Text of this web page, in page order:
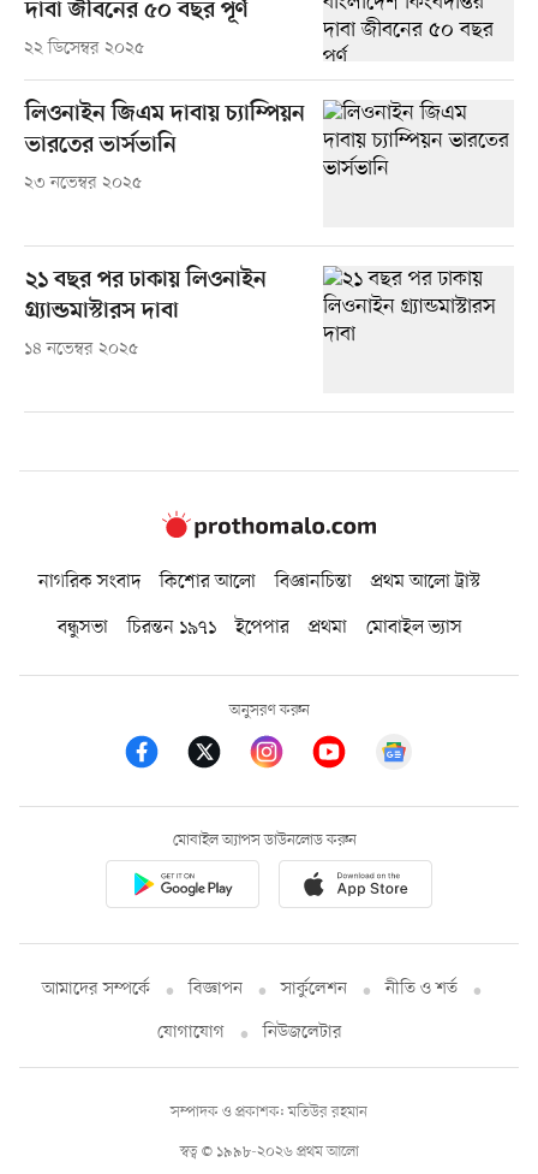
দাবা জীবনের ৫০ বছর পূর্ণ
২২ ডিসেম্বর ২০২৫
লিওনাইন জিএম দাবায় চ্যাম্পিয়ন
ভারতের ভার্সভানি
২৩ নভেম্বর ২০২৫
২১ বছর পর ঢাকায় লিওনাইন
গ্র্যান্ডমাস্টারস দাবা
১৪ নভেম্বর ২০২৫
নাগরিক সংবাদ কিশোর আলো বিজ্ঞানচিন্তা
প্রথম আলো ট্রাস্ট
বন্ধুসভা
চিরন্তন ১৯৭১ ইপেপার প্রথমা মোবাইল ভ্যাস
অনুসরণ করুন
মোবাইল অ্যাপস ডাউনলোড করুন
আমাদের সম্পর্কে বিজ্ঞাপন সার্কুলেশন
নীতি ও শর্ত
যোগাযোগ
নিউজলেটার
স্বত্ব © ১৯৯৮-২০২৬ প্রথম আলো
সম্পাদক ও প্রকাশক: মতিউর রহমান